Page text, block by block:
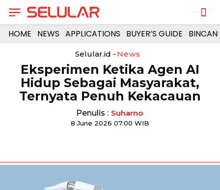
HOME NEWS APPLICATIONS BUYER’S GUIDE
Selular.id - News
Eksperimen Ketika Agen AI
Hidup Sebagai Masyarakat,
Ternyata Penuh Kekacauan
Penulis : Suharno
8 June 2026 07:00 WIB